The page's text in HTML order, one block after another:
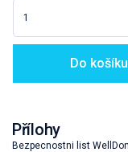
Do košíku
Přílohy
Bezpecnostni list